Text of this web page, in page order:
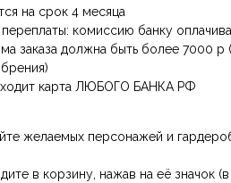
на срок 4 месяца
переплаты: комиссию банку
заказа должна быть более 7000 р
карта ЛЮБОГО БАНКА РФ
желаемых персонажей и
в корзину, нажав на её значок